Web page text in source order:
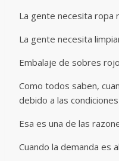
La gente necesita ropa
La gente necesita
Embalaje de sobres
Como todos saben,
debido a las
Esa es una de las
Cuando la demanda es